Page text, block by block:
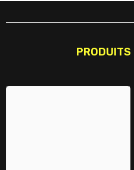
PRODUITS